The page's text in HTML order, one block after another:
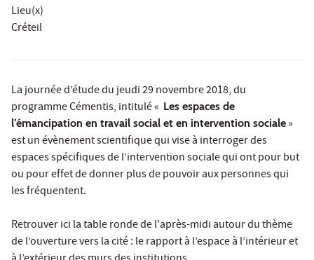
Lieu(x)
Créteil
La journée d’étude du jeudi 29 novembre 2018, du
programme Cémentis, intitulé « Les espaces de
l’émancipation en travail social et en intervention sociale »
est un évènement scientifique qui vise à interroger des
espaces spécifiques de l’intervention sociale qui ont pour but
ou pour effet de donner plus de pouvoir aux personnes qui
les fréquentent.
Retrouver ici la table ronde de l'après-midi autour du thème
de l’ouverture vers la cité : le rapport à l’espace à l’intérieur et